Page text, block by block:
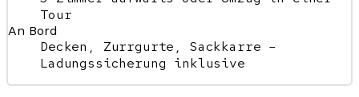
Tour
An Bord
Decken, Zurrgurte, Sackkarre –
Ladungssicherung inklusive